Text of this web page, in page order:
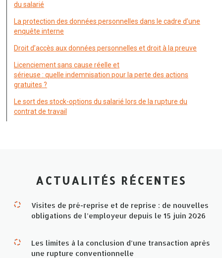
du salarié
La protection des données personnelles dans le cadre d’une
enquête interne
Droit d’accès aux données personnelles et droit à la preuve
Licenciement sans cause réelle et
sérieuse : quelle indemnisation pour la perte des actions
gratuites ?
Le sort des stock-options du salarié lors de la rupture du
contrat de travail
ACTUALITÉS RÉCENTES
Visites de pré-reprise et de reprise : de nouvelles
obligations de l’employeur depuis le 15 juin 2026
Les limites à la conclusion d’une transaction après
une rupture conventionnelle